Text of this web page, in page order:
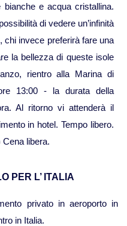
e acqua cristallina.
di vedere un’infinità
chi invece preferirà fare una
la bellezza di queste isole
rientro alla Marina di
13:00 - la durata della
Al ritorno vi attenderà il
in hotel. Tempo libero.
libera.
PER L’ ITALIA
privato in aeroporto in
in Italia.